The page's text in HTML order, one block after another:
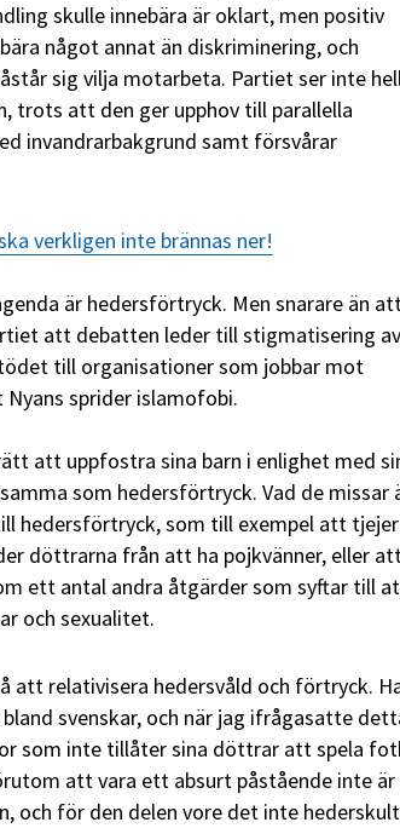
skulle innebära är oklart, men positiv
något annat än diskriminering, och
sig vilja motarbeta. Partiet ser inte
trots att den ger upphov till parallella
invandrarbakgrund samt försvårar
verkligen inte brännas ner!
är hedersförtryck. Men snarare än
att debatten leder till stigmatisering av
till organisationer som jobbar mot
sprider islamofobi.
att uppfostra sina barn i enlighet med
som hedersförtryck. Vad de missar
hedersförtryck, som till exempel att
döttrarna från att ha pojkvänner, eller
ett antal andra åtgärder som syftar till
och sexualitet.
att relativisera hedersvåld och förtryck.
svenskar, och när jag ifrågasatte
som inte tillåter sina döttrar att spela
att vara ett absurt påstående inte är
och för den delen vore det inte